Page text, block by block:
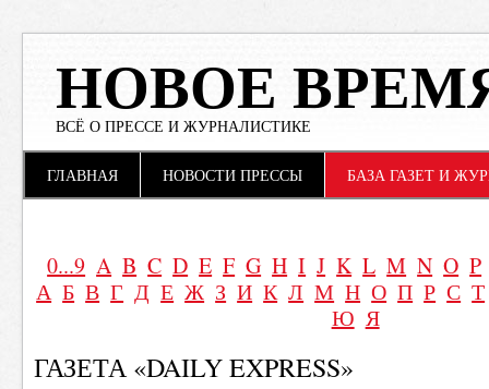
НОВОЕ
ВСЁ О ПРЕССЕ И ЖУРНАЛИСТИКЕ
Main menu
ГЛАВНАЯ НОВОСТИ ПРЕССЫ БАЗА ГАЗЕТ И
0...9 A B C D E F G H I J K L M N O P
А Б В Г Д Е Ж З И К Л М Н О П Р С Т
Ю Я
ГАЗЕТА «DAILY EXPRESS»